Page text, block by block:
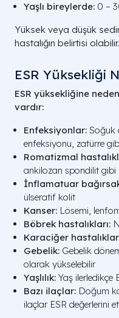
Yaşlı bireylerde: 0 –
Yüksek veya düşük
hastalığın belirtisi olabilir.
ESR Yüksekliği
ESR yüksekliğine
vardır:
Enfeksiyonlar: Soğuk
enfeksiyonu, zatürre
Romatizmal
ankilozan spondilit gibi
İnflamatuar
ülseratif kolit
Kanser: Lösemi,
Böbrek hastalıkları:
Karaciğer
Gebelik: Gebelik
olarak yükselebilir
Yaşlılık: Yaş ilerledikçe
Bazı ilaçlar: Doğum
ilaçlar ESR değerlerini